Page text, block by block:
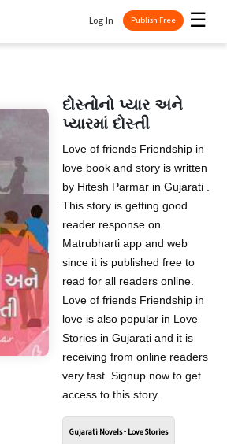
☰
Log In Publish Free
દોસ્તોનો પ્યાર અને
પ્યારમાં દોસ્તી
Love of friends Friendship in
love book and story is written
by Hitesh Parmar in Gujarati .
This story is getting good
reader response on
Matrubharti app and web
since it is published free to
read for all readers online.
Love of friends Friendship in
love is also popular in Love
Stories in Gujarati and it is
receiving from online readers
very fast. Signup now to get
access to this story.
Gujarati Novels - Love Stories